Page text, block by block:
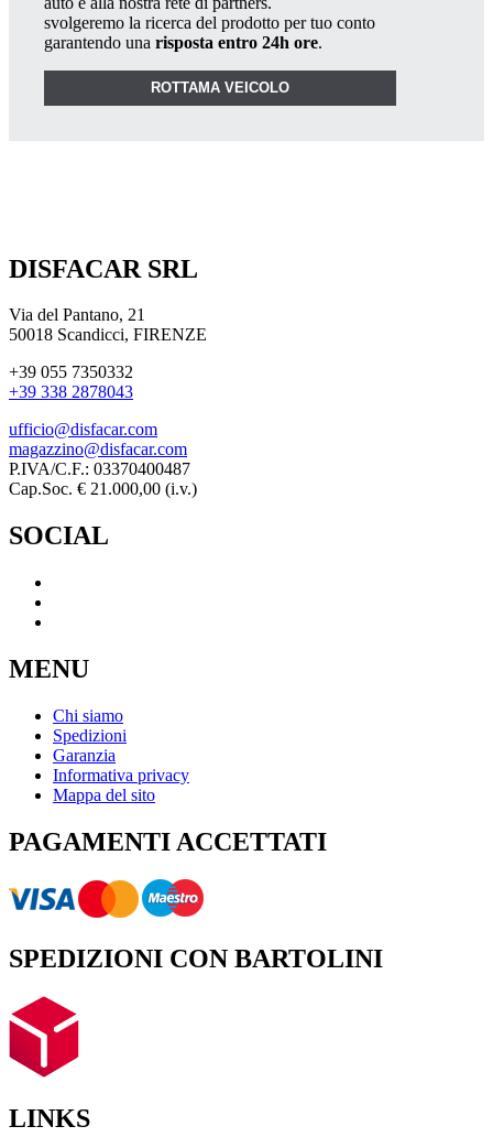
svolgeremo la ricerca del prodotto per tuo conto
garantendo una risposta entro 24h ore.
ROTTAMA VEICOLO
DISFACAR SRL
Via del Pantano, 21
50018 Scandicci, FIRENZE
+39 055 7350332
+39 338 2878043
ufficio@disfacar.com
magazzino@disfacar.com
P.IVA/C.F.: 03370400487
Cap.Soc. € 21.000,00 (i.v.)
SOCIAL
MENU
Chi siamo
Spedizioni
Garanzia
Informativa privacy
Mappa del sito
PAGAMENTI ACCETTATI
SPEDIZIONI CON BARTOLINI
LINKS